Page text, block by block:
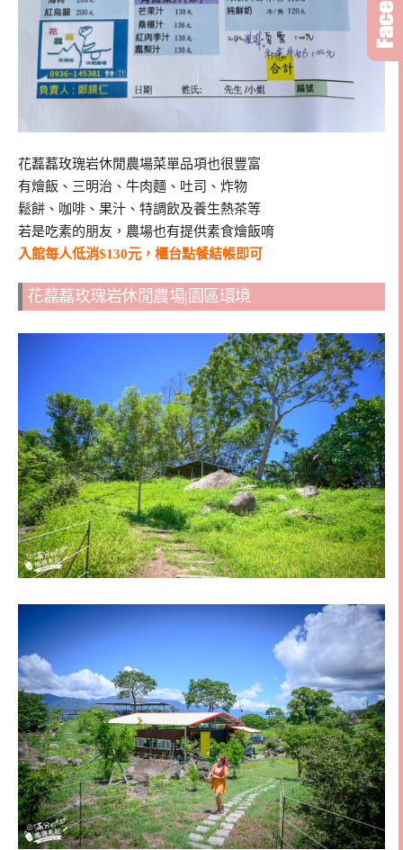
花藞藞玫瑰岩休閒農場菜單品項也很豐富
有燴飯、三明治、牛肉麵、吐司、炸物
鬆餅、咖啡、果汁、特調飲及養生熱茶等
若是吃素的朋友，農場也有提供素食燴飯唷
入館每人低消$130元，櫃台點餐結帳即可
花藞藞玫瑰岩休閒農場|園區環境